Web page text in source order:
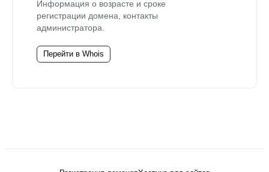
Информация о возрасте и сроке
регистрации домена, контакты
администратора.
Перейти в Whois